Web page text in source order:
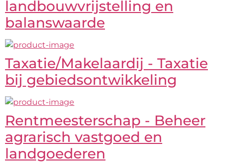
landbouwvrijstelling en
balanswaarde
Taxatie/Makelaardij - Taxatie
bij gebiedsontwikkeling
Rentmeesterschap - Beheer
agrarisch vastgoed en
landgoederen